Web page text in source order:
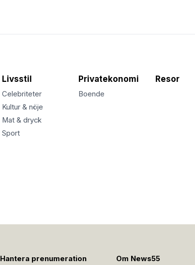
Livsstil
Celebriteter
Kultur & nöje
Mat & dryck
Sport
Privatekonomi
Boende
Resor
Hantera prenumeration Om News55